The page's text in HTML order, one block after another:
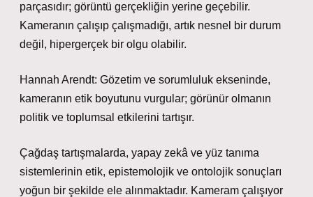
parçasıdır; görüntü gerçekliğin yerine geçebilir.
Kameranın çalışıp çalışmadığı, artık nesnel bir durum
değil, hipergerçek bir olgu olabilir.
Hannah Arendt: Gözetim ve sorumluluk ekseninde,
kameranın etik boyutunu vurgular; görünür olmanın
politik ve toplumsal etkilerini tartışır.
Çağdaş tartışmalarda, yapay zekâ ve yüz tanıma
sistemlerinin etik, epistemolojik ve ontolojik sonuçları
yoğun bir şekilde ele alınmaktadır. Kameram çalışıyor